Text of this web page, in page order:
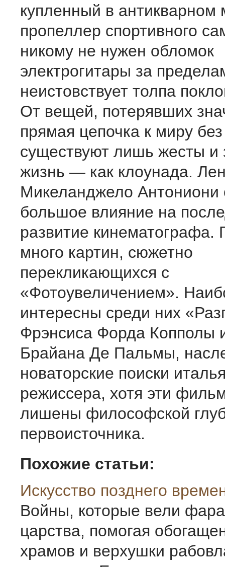
купленный в антикварном
пропеллер спортивного
никому не нужен обломок
электрогитары за
неистовствует толпа
От вещей, потерявших
прямая цепочка к миру
существуют лишь жесты и
жизнь — как клоунада.
Микеланджело Антониони
большое влияние на
развитие кинематографа.
много картин, сюжетно
перекликающихся с
«Фотоувеличением».
интересны среди них
Фрэнсиса Форда Копполы
Брайана Де Пальмы,
новаторские поиски
режиссера, хотя эти
лишены философской
первоисточника.
Похожие статьи:
Искусство позднего
Войны, которые вели
царства, помогая
храмов и верхушки